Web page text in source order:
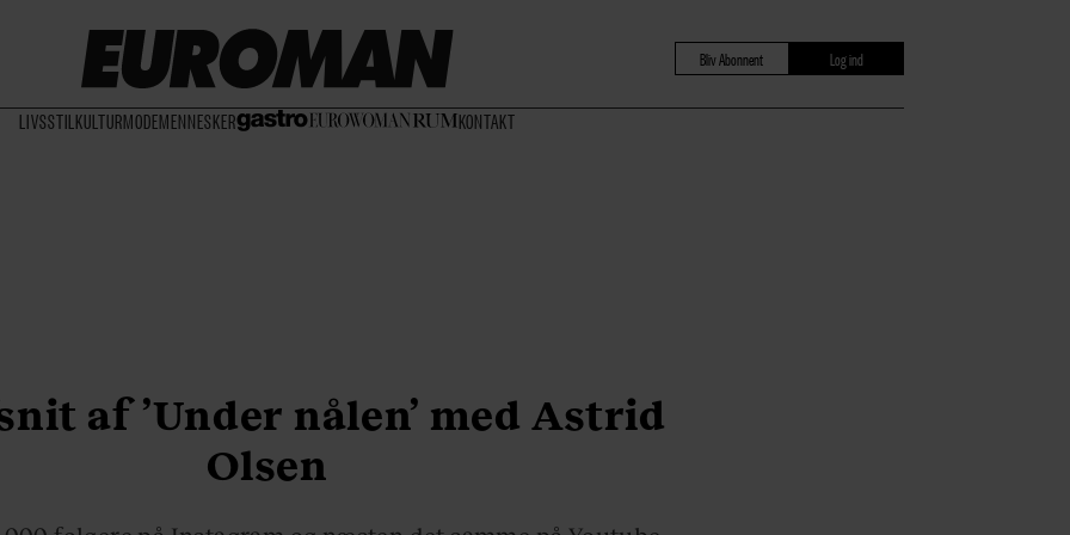
LIVSSTIL KULTURMODEMENNESKER KONTAKT
Bliv Abonnent Log ind
af ’Under nålen’ med Astrid
Olsen